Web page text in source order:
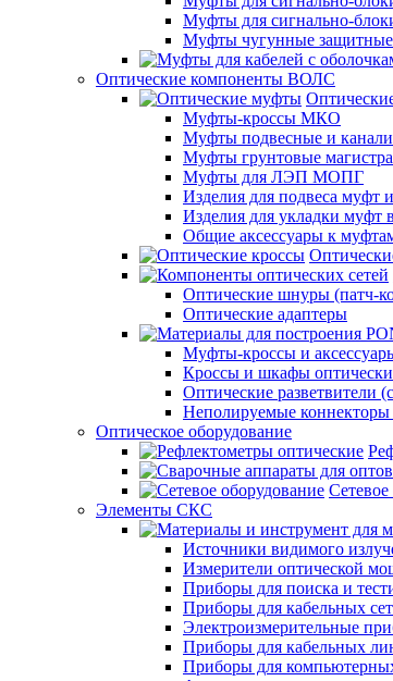
Муфты для сигнально-
Муфты чугунные
Оптические компоненты ВОЛС
Муфты-кроссы МКО
Муфты подвесные и
Муфты грунтовые
Муфты для ЛЭП МОПГ
Изделия для подвеса муфт
Изделия для укладки муфт
Общие аксессуары к
Оптические шнуры (патч-
Оптические адаптеры
Муфты-кроссы и
Кроссы и шкафы
Оптические разветвители
Неполируемые коннекторы
Оптическое оборудование
Элементы СКС
Источники видимого
Измерители оптической
Приборы для поиска и
Приборы для кабельных
Электроизмерительные
Приборы для кабельных
Приборы для